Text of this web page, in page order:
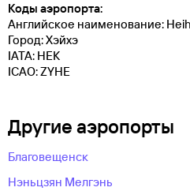
Коды аэропорта:
Английское наименование:
Город: Хэйхэ
IATA: HEK
ICAO: ZYHE
Другие аэропорты
Благовещенск
Нэньцзян Мелгэнь